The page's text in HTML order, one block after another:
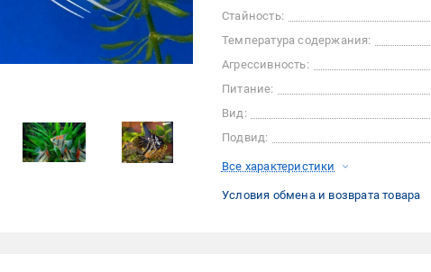
Стайность:
Температура содержания:
Агрессивность:
Питание:
Вид:
Подвид:
Все характеристики
Условия обмена и возврата товара